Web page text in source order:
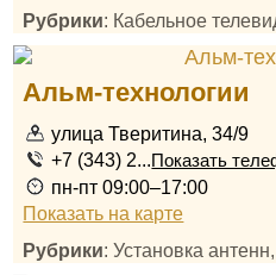
Рубрики: Кабельное
Альм-технологии
улица Тверитина, 34/9
+7 (343) 2...Показать
пн-пт 09:00–17:00
Показать на карте
Рубрики: Установка